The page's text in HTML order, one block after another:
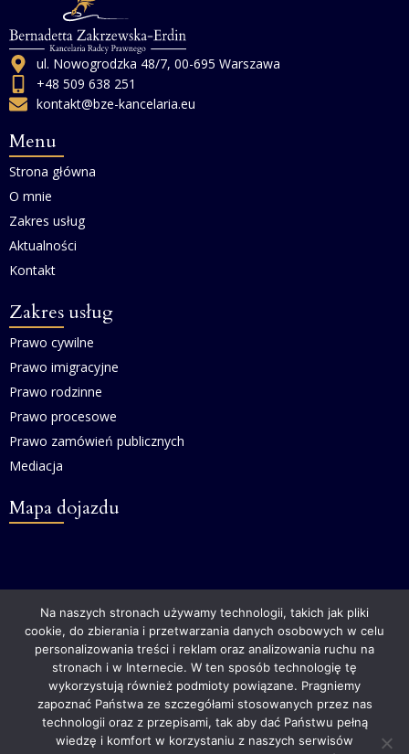
ul. Nowogrodzka 48/7, 00-695 Warszawa
+48 509 638 251
kontakt@bze-kancelaria.eu
Menu
Strona główna
O mnie
Zakres usług
Aktualności
Kontakt
Zakres usług
Prawo cywilne
Prawo imigracyjne
Prawo rodzinne
Prawo procesowe
Prawo zamówień publicznych
Mediacja
Mapa dojazdu
Na naszych stronach używamy technologii, takich jak pliki
cookie, do zbierania i przetwarzania danych osobowych w celu
personalizowania treści i reklam oraz analizowania ruchu na
stronach i w Internecie. W ten sposób technologię tę
wykorzystują również podmioty powiązane. Pragniemy
zapoznać Państwa ze szczegółami stosowanych przez nas
technologii oraz z przepisami, tak aby dać Państwu pełną
wiedzę i komfort w korzystaniu z naszych serwisów